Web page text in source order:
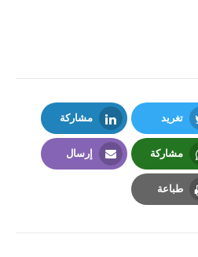
تغريد
Twitter
مشاركة
LinkedIn
مشاركة
Whatsapp
إرسال
طباعة